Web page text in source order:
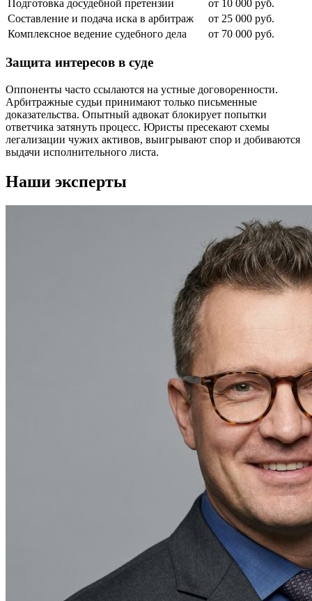
Подготовка досудебной претензии
от 10 000 руб.
Составление и подача иска в арбитраж
от 25 000 руб.
Комплексное ведение судебного дела
от 70 000 руб.
Защита интересов в суде
Оппоненты часто ссылаются на устные договоренности.
Арбитражные судьи принимают только письменные
доказательства. Опытный адвокат блокирует попытки
ответчика затянуть процесс. Юристы пресекают схемы
легализации чужих активов, выигрывают спор и добиваются
выдачи исполнительного листа.
Наши эксперты